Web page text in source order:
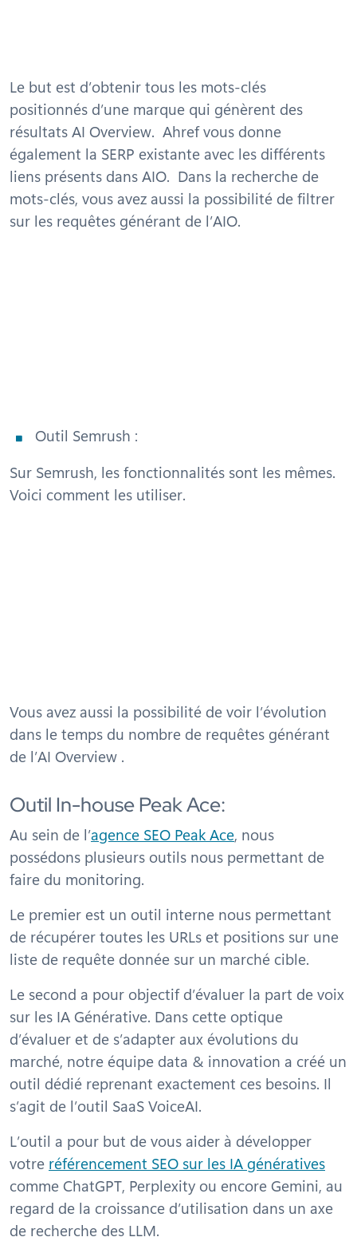
Le but est d’obtenir tous les mots-clés
positionnés d’une marque qui génèrent des
résultats AI Overview. Ahref vous donne
également la SERP existante avec les différents
liens présents dans AIO. Dans la recherche de
mots-clés, vous avez aussi la possibilité de filtrer
sur les requêtes générant de l’AIO.
Outil Semrush :
Sur Semrush, les fonctionnalités sont les mêmes.
Voici comment les utiliser.
Vous avez aussi la possibilité de voir l’évolution
dans le temps du nombre de requêtes générant
de l’AI Overview .
Outil In-house Peak Ace:
Au sein de l’agence SEO Peak Ace, nous
possédons plusieurs outils nous permettant de
faire du monitoring.
Le premier est un outil interne nous permettant
de récupérer toutes les URLs et positions sur une
liste de requête donnée sur un marché cible.
Le second a pour objectif d’évaluer la part de voix
sur les IA Générative. Dans cette optique
d’évaluer et de s’adapter aux évolutions du
marché, notre équipe data & innovation a créé un
outil dédié reprenant exactement ces besoins. Il
s’agit de l’outil SaaS VoiceAI.
L’outil a pour but de vous aider à développer
votre référencement SEO sur les IA génératives
comme ChatGPT, Perplexity ou encore Gemini, au
regard de la croissance d’utilisation dans un axe
de recherche des LLM.